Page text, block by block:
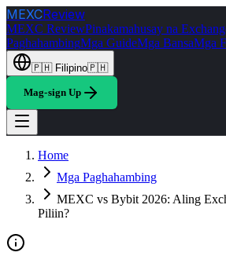
MEXCReview
MEXC ReviewPinakamahusay na
PaghahambingMga GuideMga BansaMga
🇵🇭 Filipino🇵🇭
Mag-sign Up
Home
Mga Paghahambing
MEXC vs Bybit 2026: Aling
Piliin?